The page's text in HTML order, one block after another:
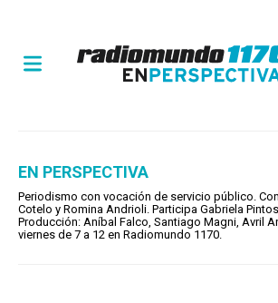
EN PERSPECTIVA
Periodismo con vocación de servicio público.
Cotelo y Romina Andrioli. Participa Gabriela
Producción: Aníbal Falco, Santiago Magni, Avril
viernes de 7 a 12 en Radiomundo 1170.